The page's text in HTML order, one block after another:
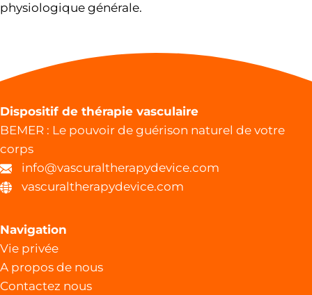
physiologique générale.
Dispositif de thérapie vasculaire
BEMER : Le pouvoir de guérison naturel de votre
corps
info@vascuraltherapydevice.com
vascuraltherapydevice.com
Navigation
Vie privée
A propos de nous
Contactez nous